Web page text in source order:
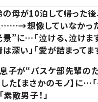
母が10泊して帰った後
……→想像していなかっ
”に…「泣ける、泣けま
深い」「愛が詰まってま
子が“バスケ部先輩の
た【まさかのモノ】に…
素敵男子！」